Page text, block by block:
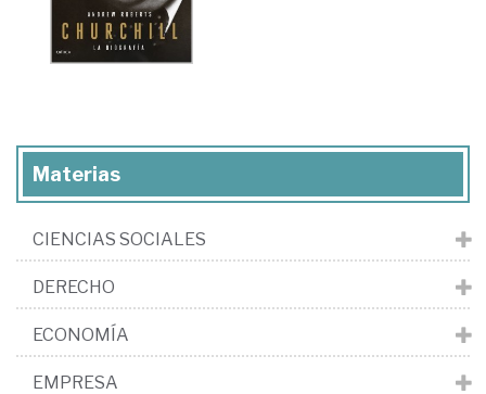
Materias
CIENCIAS SOCIALES
DERECHO
ECONOMÍA
EMPRESA